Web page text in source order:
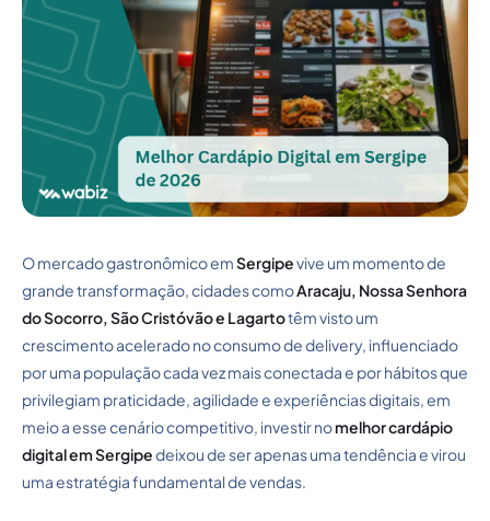
O mercado gastronômico emSergipevive um momento de
grande transformação, cidades comoAracaju, Nossa Senhora
do Socorro, São Cristóvão e Lagartotêm visto um
crescimento acelerado no consumo de delivery, influenciado
por uma população cada vez mais conectada e por hábitos que
privilegiam praticidade, agilidade e experiências digitais, em
meio a esse cenário competitivo, investir nomelhor cardápio
digital em Sergipedeixou de ser apenas uma tendência e virou
uma estratégia fundamental de vendas.